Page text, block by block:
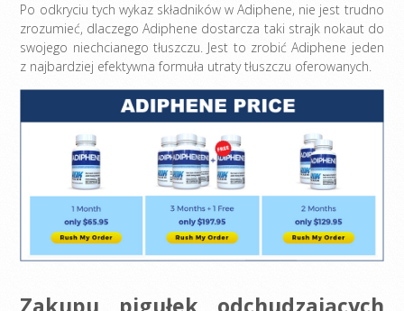
Po odkryciu tych wykaz składników w Adiphene, nie jest trudno
zrozumieć, dlaczego Adiphene dostarcza taki strajk nokaut do
swojego niechcianego tłuszczu. Jest to zrobić Adiphene jeden
z najbardziej efektywna formuła utraty tłuszczu oferowanych.